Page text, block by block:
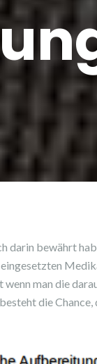
darin bewährt
man die
die